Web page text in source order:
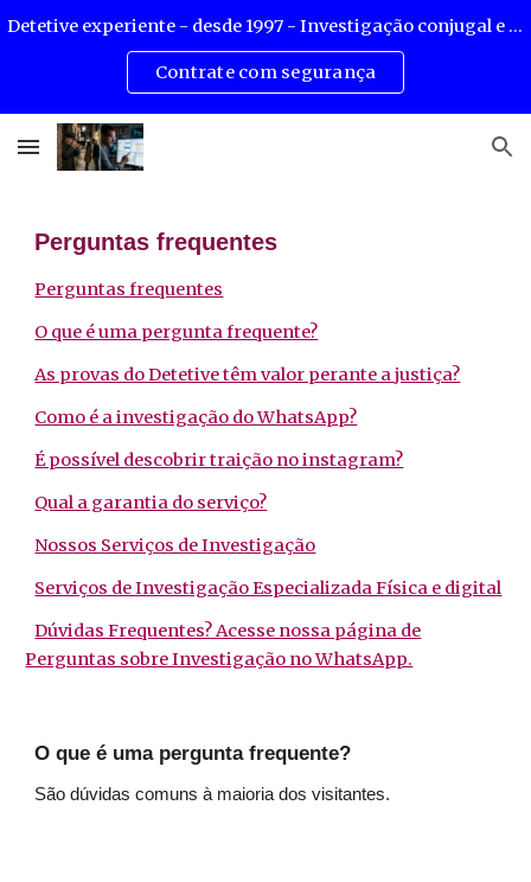
Detetive experiente - desde 1997 - Investigação conjugal e corporativa - mais de 8000 causas resolvidas.
Contrate com segurança
Perguntas frequentes
Perguntas frequentes
O que é uma pergunta frequente?
As provas do Detetive têm valor perante a justiça?
Como é a investigação do WhatsApp?
É possível descobrir traição no instagram?
Qual a garantia do serviço?
Nossos Serviços de Investigação
Serviços de Investigação Especializada Física e digital
Dúvidas Frequentes? Acesse nossa página de
Perguntas sobre Investigação no WhatsApp.
O que é uma pergunta frequente?
São dúvidas comuns à maioria dos visitantes.